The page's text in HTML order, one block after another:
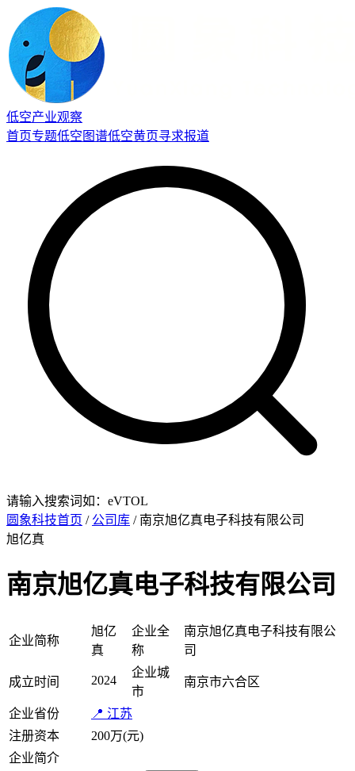
低空产业观察
首页专题低空图谱低空黄页寻求报道
请输入搜索词如：eVTOL
圆象科技首页 / 公司库 / 南京旭亿真电子科技有限公司
旭亿真
南京旭亿真电子科技有限公司
企业简称
旭亿
真
企业全
称
南京旭亿真电子科技有限公
司
成立时间 2024
企业城
市
南京市六合区
企业省份
📍 江苏
注册资本
200万(元)
企业简介